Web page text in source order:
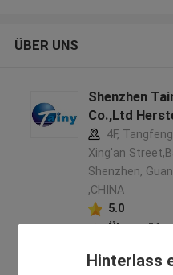
Hinterlass
ÜBER UNS
Shenzhen
Co.,Ltd
4F,
Xing'an
Shenzhen,
,CHINA
5.0
Sehen